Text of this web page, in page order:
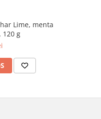
Lime, menta
120 g